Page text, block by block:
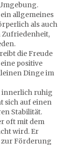
allgemeines
als auch
Zufriedenheit,
die Freude
positive
Dinge im
innerlich ruhig
sich auf einen
Stabilität.
oft mit dem
wird. Er
zur Förderung